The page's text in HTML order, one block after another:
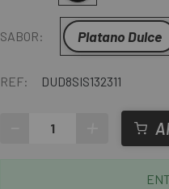
SABOR: Platano Dulce
REF: DUD8SIS132311